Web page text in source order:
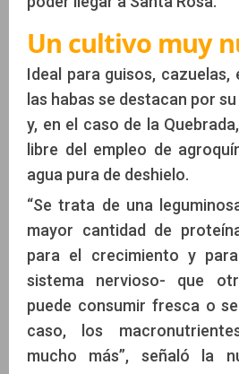
Un cultivo muy
Ideal para guisos, cazuelas,
las habas se destacan por
y, en el caso de la
libre del empleo de
agua pura de deshielo.
“Se trata de una
mayor cantidad de
para el crecimiento y
sistema nervioso- que
puede consumir fresca o
caso, los
mucho más”, señaló la